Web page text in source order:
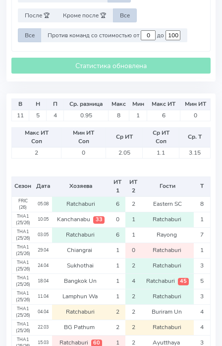
После 🏆 Кроме после 🏆 Все
Все Против команд со стоимостью от до
Статистика обновлена
В Н П Ср. разница Макс Мин Макс ИТ
Мин ИТ
11
5 4 0.95 8 1 6 0
Макс ИТ
Соп
Мин ИТ
Соп
Ср ИТ
Ср ИТ
Соп
Ср. Т
2
0 2.05 1.1 3.15
Сезон Дата Хозяева
ИТ
1
ИТ
2
Гости Т
FRIC
(26)
05.08 Ratchaburi 6 2 Eastern SC 8
THA1
(25/26)
10.05 Kanchanabu 33 0 1 Ratchaburi 1
THA1
(25/26)
03.05 Ratchaburi 6 1 Rayong 7
THA1
(25/26)
29.04 Chiangrai 1 0 Ratchaburi 1
THA1
(25/26)
24.04 Sukhothai 1 2 Ratchaburi 3
THA1
(25/26)
18.04 Bangkok Un 1 4 Ratchaburi 45 5
THA1
(25/26)
11.04 Lamphun Wa 1 2 Ratchaburi 3
THA1
(25/26)
04.04 Ratchaburi 2 2 Buriram Un 4
THA1
(25/26)
22.03 BG Pathum 2 2 Ratchaburi 4
THA1
15.03 Ratchaburi 60 1 2 Ayutthaya 3